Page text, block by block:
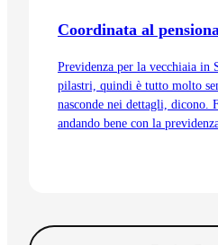
Coordinata al
Previdenza per la vecchiaia in
pilastri, quindi è tutto molto
nasconde nei dettagli, dicono.
andando bene con la